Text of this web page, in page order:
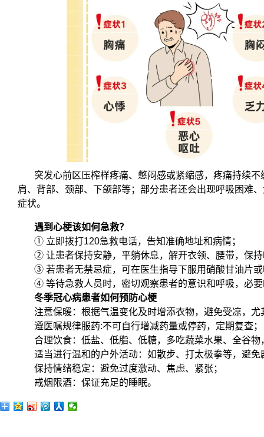
突发心前区压榨样疼痛、憋闷感或紧缩感，疼痛持续
肩、背部、颈部、下颌部等；部分患者还会出现呼吸困难
症状。
遇到心梗该如何急救？
① 立即拨打120急救电话，告知准确地址和病情；
② 让患者保持安静，平躺休息，解开衣领、腰带，保
③ 若患者无禁忌症，可在医生指导下服用硝酸甘油片
④ 等待急救人员时，密切观察患者的意识和呼吸，必
冬季冠心病患者如何预防心梗
注意保暖：根据气温变化及时增添衣物，避免受凉，
遵医嘱规律服药:不可自行增减药量或停药，定期复查；
合理饮食：低盐、低脂、低糖，多吃蔬菜水果、全谷物
适当进行温和的户外活动：如散步、打太极拳等，避免
保持情绪稳定：避免过度激动、焦虑、紧张；
戒烟限酒：保证充足的睡眠。